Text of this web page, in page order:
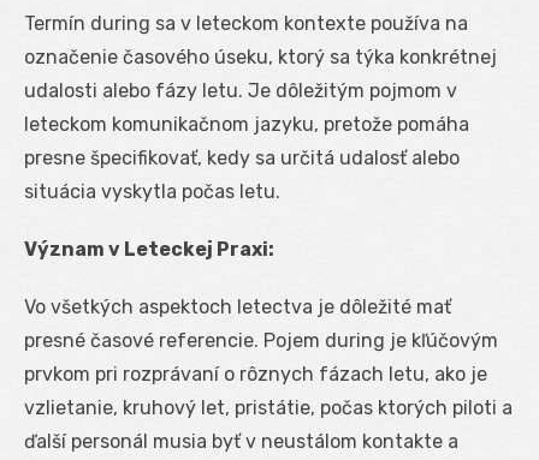
Termín during sa v leteckom kontexte používa na
označenie časového úseku, ktorý sa týka konkrétnej
udalosti alebo fázy letu. Je dôležitým pojmom v
leteckom komunikačnom jazyku, pretože pomáha
presne špecifikovať, kedy sa určitá udalosť alebo
situácia vyskytla počas letu.
Význam v Leteckej Praxi:
Vo všetkých aspektoch letectva je dôležité mať
presné časové referencie. Pojem during je kľúčovým
prvkom pri rozprávaní o rôznych fázach letu, ako je
vzlietanie, kruhový let, pristátie, počas ktorých piloti a
ďalší personál musia byť v neustálom kontakte a